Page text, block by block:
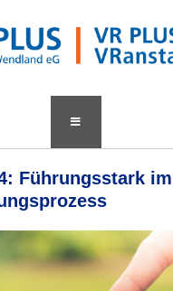
Führungsstark im